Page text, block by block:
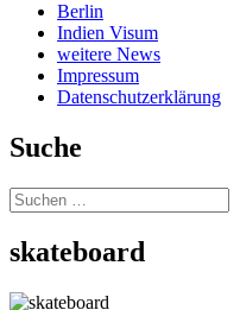
Berlin
Indien Visum
weitere News
Impressum
Datenschutzerklärung
Suche
Suchen
nach:
skateboard